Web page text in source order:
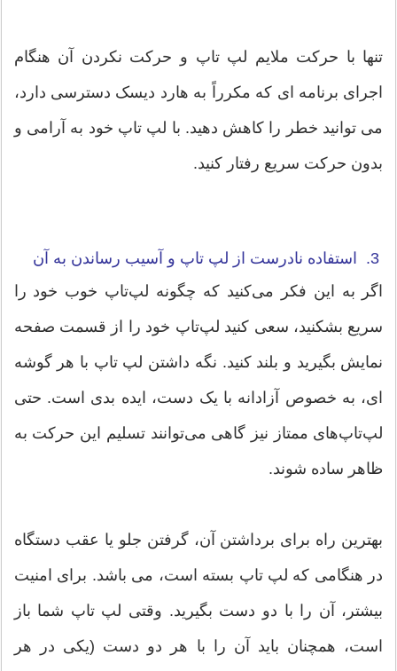
تنها با حرکت ملایم لپ تاپ و حرکت نکردن آن هنگام
اجرای برنامه ای که مکرراً به هارد دیسک دسترسی دارد،
می توانید خطر را کاهش دهید. با لپ تاپ خود به آرامی و
بدون حرکت سریع رفتار کنید.
3. استفاده نادرست از لپ تاپ و آسیب رساندن به آن
اگر به این فکر می‌کنید که چگونه لپ‌تاپ خوب خود را
سریع بشکنید، سعی کنید لپ‌تاپ خود را از قسمت صفحه
نمایش بگیرید و بلند کنید. نگه داشتن لپ تاپ با هر گوشه
ای، به خصوص آزادانه با یک دست، ایده بدی است. حتی
لپ‌تاپ‌های ممتاز نیز گاهی می‌توانند تسلیم این حرکت به
ظاهر ساده شوند.
بهترین راه برای برداشتن آن، گرفتن جلو یا عقب دستگاه
در هنگامی که لپ تاپ بسته است، می باشد. برای امنیت
بیشتر، آن را با دو دست بگیرید. وقتی لپ تاپ شما باز
است، همچنان باید آن را با هر دو دست (یکی در هر